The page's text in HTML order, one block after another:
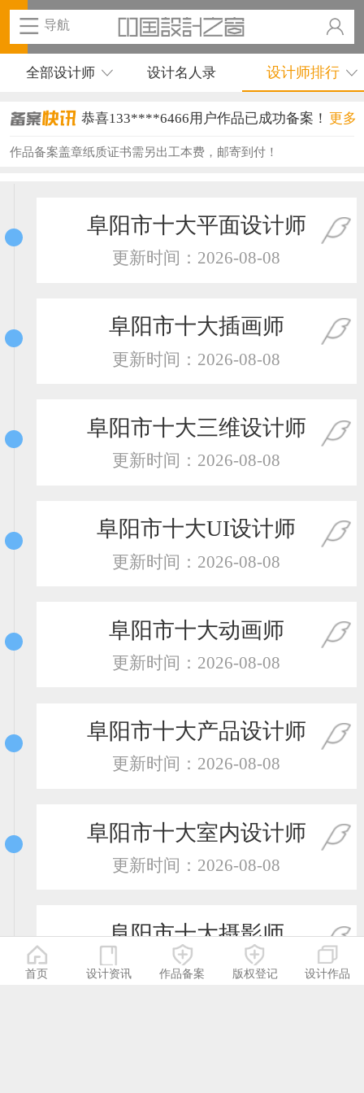
导航
全部设计师 设计名人录 设计师排行
恭喜133****6466用户作品已成功备案！
恭喜131****1475用户作品已成功备案！
恭喜138****8638用户作品已成功备案！
恭喜133****9020用户作品已成功备案！
恭喜159****4930用户作品已成功备案！
恭喜150****6483用户作品已成功备案！
恭喜159****4201用户作品已成功备案！
更多
作品备案盖章纸质证书需另出工本费，邮寄到付！
阜阳市十大平面设计师
更新时间：2026-08-08
阜阳市十大插画师
更新时间：2026-08-08
阜阳市十大三维设计师
更新时间：2026-08-08
阜阳市十大UI设计师
更新时间：2026-08-08
阜阳市十大动画师
更新时间：2026-08-08
阜阳市十大产品设计师
更新时间：2026-08-08
阜阳市十大室内设计师
更新时间：2026-08-08
阜阳市十大摄影师
更新时间：2026-08-08
首页 设计资讯 作品备案 版权登记 设计作品